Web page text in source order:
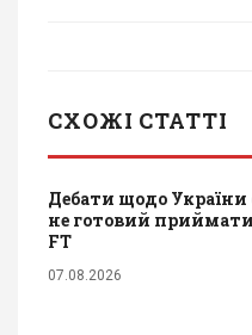
СХОЖІ СТАТТІ
Дебати щодо України
не готовий
FT
07.08.2026